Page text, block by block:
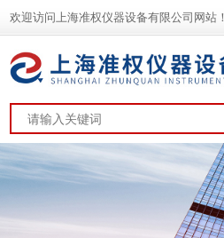
欢迎访问上海准权仪器设备有限公司网站！